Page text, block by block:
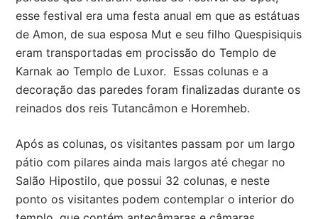
esse festival era uma festa anual em que as estátuas
de Amon, de sua esposa Mut e seu filho Quespisiquis
eram transportadas em procissão do Templo de
Karnak ao Templo de Luxor. Essas colunas e a
decoração das paredes foram finalizadas durante os
reinados dos reis Tutancâmon e Horemheb.
Após as colunas, os visitantes passam por um largo
pátio com pilares ainda mais largos até chegar no
Salão Hipostilo, que possui 32 colunas, e neste
ponto os visitantes podem contemplar o interior do